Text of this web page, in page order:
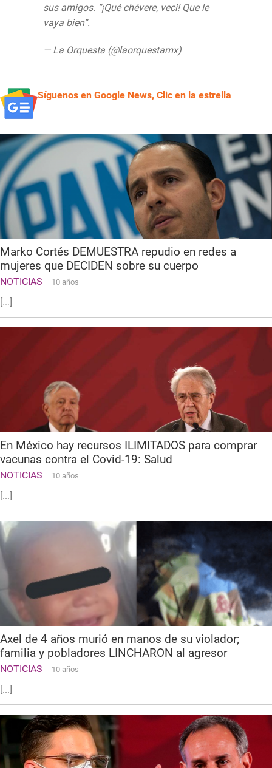
sus amigos. “¡Qué chévere, veci! Que le
vaya bien”.
— La Orquesta (@laorquestamx)
Síguenos en Google News, Clic en la estrella
Marko Cortés DEMUESTRA repudio en redes a
mujeres que DECIDEN sobre su cuerpo
NOTICIAS 10 años
[...]
En México hay recursos ILIMITADOS para comprar
vacunas contra el Covid-19: Salud
NOTICIAS 10 años
[...]
Axel de 4 años murió en manos de su violador;
familia y pobladores LINCHARON al agresor
NOTICIAS 10 años
[...]